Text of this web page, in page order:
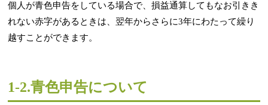
個人が青色申告をしている場合で、損益通算してもなお引きき
れない赤字があるときは、翌年からさらに3年にわたって繰り
越すことができます。
1-2.青色申告について